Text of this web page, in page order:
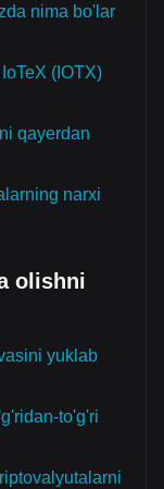
nima bo'lar
(IOTX)
qayerdan
narxi
olishni
yuklab
to'g'ri